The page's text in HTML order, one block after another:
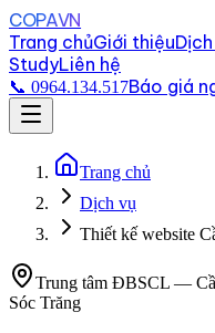
COPAVN
Trang chủGiới thiệu
StudyLiên hệ
📞 0964.134.517Báo giá
Trang chủ
Dịch vụ
Thiết kế website
Trung tâm ĐBSCL —
Sóc Trăng